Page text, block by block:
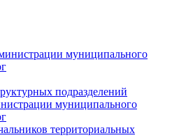
муниципального
подразделений
муниципального
территориальных